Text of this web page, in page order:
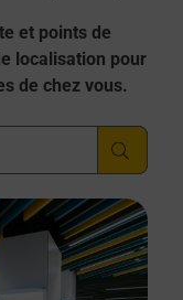
et points de
localisation pour
de chez vous.